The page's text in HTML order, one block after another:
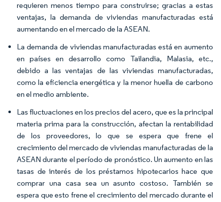
requieren menos tiempo para construirse; gracias a estas
ventajas, la demanda de viviendas manufacturadas está
aumentando en el mercado de la ASEAN.
La demanda de viviendas manufacturadas está en aumento
en países en desarrollo como Tailandia, Malasia, etc.,
debido a las ventajas de las viviendas manufacturadas,
como la eficiencia energética y la menor huella de carbono
en el medio ambiente.
Las fluctuaciones en los precios del acero, que es la principal
materia prima para la construcción, afectan la rentabilidad
de los proveedores, lo que se espera que frene el
crecimiento del mercado de viviendas manufacturadas de la
ASEAN durante el período de pronóstico. Un aumento en las
tasas de interés de los préstamos hipotecarios hace que
comprar una casa sea un asunto costoso. También se
espera que esto frene el crecimiento del mercado durante el